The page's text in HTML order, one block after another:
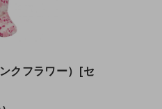
クフラワー）[セ